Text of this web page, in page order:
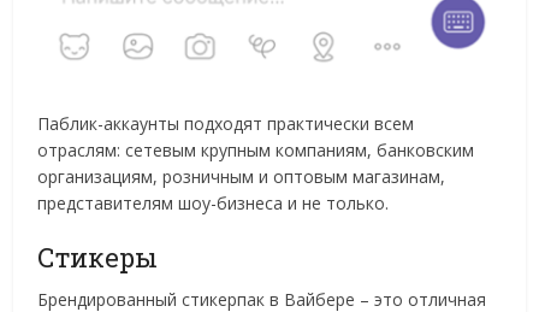
Паблик-аккаунты подходят практически всем
отраслям: сетевым крупным компаниям, банковским
организациям, розничным и оптовым магазинам,
представителям шоу-бизнеса и не только.
Стикеры
Брендированный стикерпак в Вайбере – это отличная